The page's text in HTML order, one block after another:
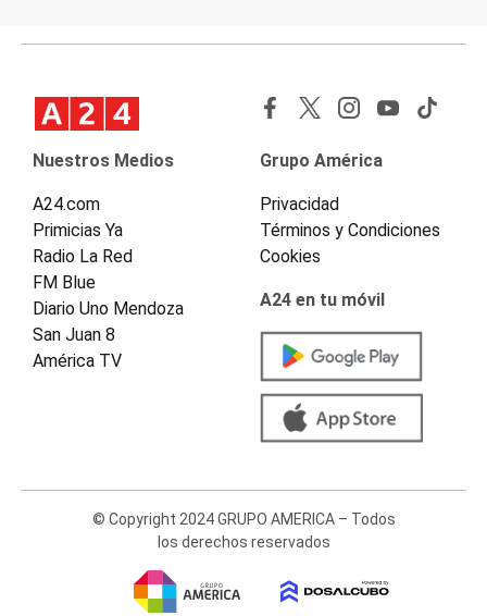
Nuestros Medios
A24.com
Primicias Ya
Radio La Red
FM Blue
Diario Uno Mendoza
San Juan 8
América TV
Grupo América
Privacidad
Términos y Condiciones
Cookies
A24 en tu móvil
© Copyright 2024 GRUPO AMERICA – Todos
los derechos reservados